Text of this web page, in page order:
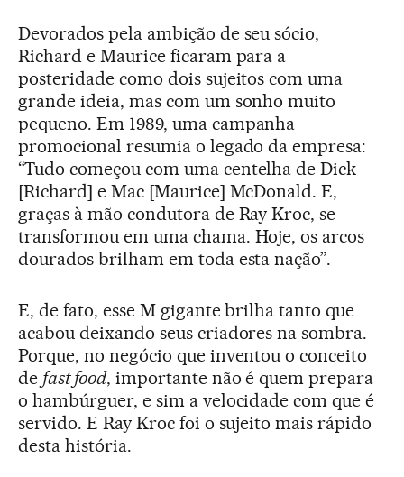
Devorados pela ambição de seu sócio,
Richard e Maurice ficaram para a
posteridade como dois sujeitos com uma
grande ideia, mas com um sonho muito
pequeno. Em 1989, uma campanha
promocional resumia o legado da empresa:
“Tudo começou com uma centelha de Dick
[Richard] e Mac [Maurice] McDonald. E,
graças à mão condutora de Ray Kroc, se
transformou em uma chama. Hoje, os arcos
dourados brilham em toda esta nação”.
E, de fato, esse M gigante brilha tanto que
acabou deixando seus criadores na sombra.
Porque, no negócio que inventou o conceito
de fast food, importante não é quem prepara
o hambúrguer, e sim a velocidade com que é
servido. E Ray Kroc foi o sujeito mais rápido
desta história.